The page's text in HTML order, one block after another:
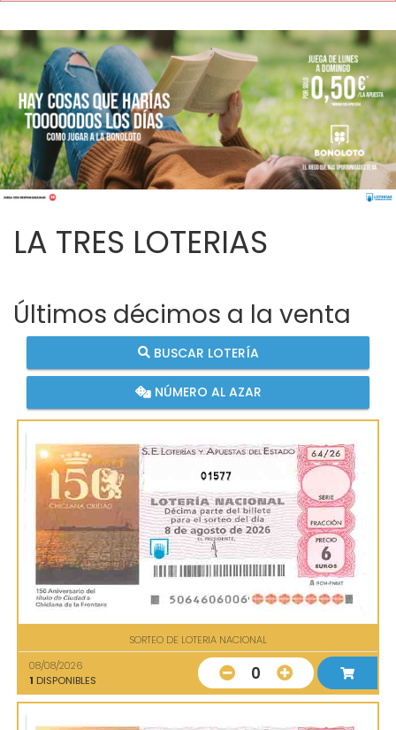
LA TRES LOTERIAS
Últimos décimos a la venta
BUSCAR LOTERÍA
NÚMERO AL AZAR
01577
SORTEO DE LOTERIA NACIONAL
08/08/2026
1 DISPONIBLES 0